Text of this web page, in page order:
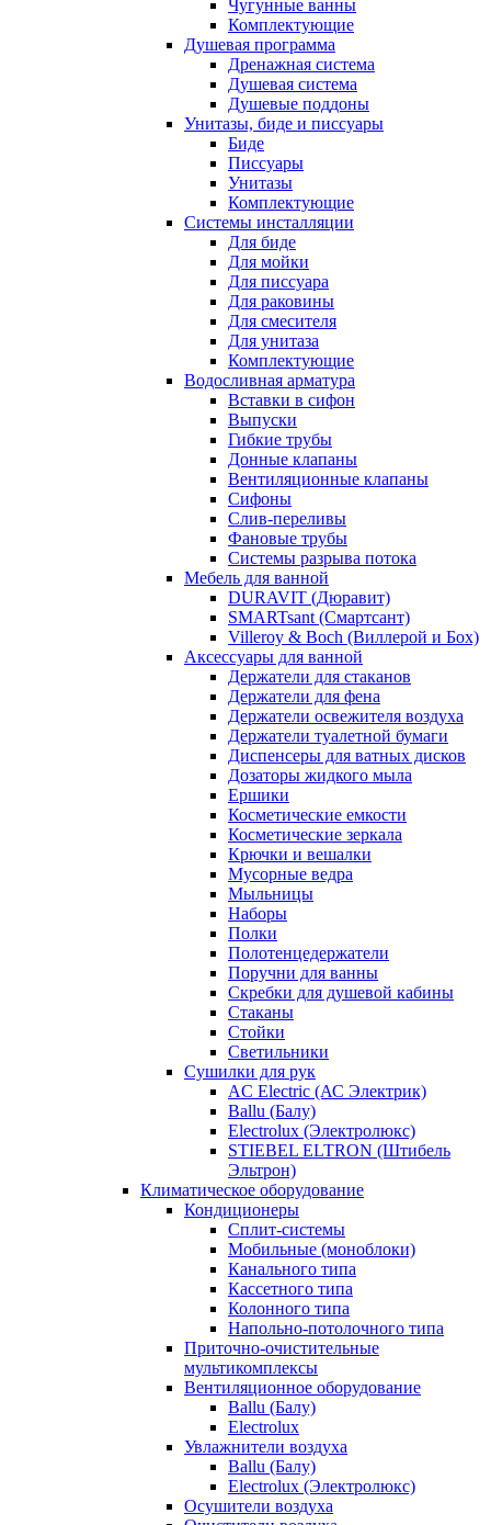
Чугунные ванны
Комплектующие
Душевая программа
Дренажная система
Душевая система
Душевые поддоны
Унитазы, биде и писсуары
Биде
Писсуары
Унитазы
Комплектующие
Системы инсталляции
Для биде
Для мойки
Для писсуара
Для раковины
Для смесителя
Для унитаза
Комплектующие
Водосливная арматура
Вставки в сифон
Выпуски
Гибкие трубы
Донные клапаны
Вентиляционные клапаны
Сифоны
Слив-переливы
Фановые трубы
Системы разрыва потока
Мебель для ванной
DURAVIT (Дюравит)
SMARTsant (Смартсант)
Villeroy & Boch (Виллерой и Бох)
Аксессуары для ванной
Держатели для стаканов
Держатели для фена
Держатели освежителя воздуха
Держатели туалетной бумаги
Диспенсеры для ватных дисков
Дозаторы жидкого мыла
Ершики
Косметические емкости
Косметические зеркала
Крючки и вешалки
Мусорные ведра
Мыльницы
Наборы
Полки
Полотенцедержатели
Поручни для ванны
Скребки для душевой кабины
Стаканы
Стойки
Светильники
Сушилки для рук
AC Electric (АС Электрик)
Ballu (Балу)
Electrolux (Электролюкс)
STIEBEL ELTRON (Штибель
Эльтрон)
Климатическое оборудование
Кондиционеры
Сплит-системы
Мобильные (моноблоки)
Канального типа
Кассетного типа
Колонного типа
Напольно-потолочного типа
Приточно-очистительные
мультикомплексы
Вентиляционное оборудование
Ballu (Балу)
Electrolux
Увлажнители воздуха
Ballu (Балу)
Electrolux (Электролюкс)
Осушители воздуха